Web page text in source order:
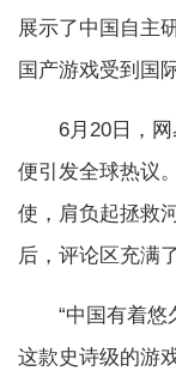
展示了中国自主
国产游戏受到国
6月20日，网
便引发全球热议
使，肩负起拯救
后，评论区充满
“中国有着悠久
这款史诗级的游